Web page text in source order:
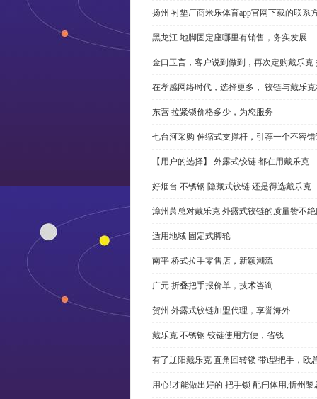
扬州 衬垫厂商米乐体育app官网下载的联系
黑龙江 地脚固定座哪里有销售，务实发展
金口玉言，客户说到做到，再次定购戴乐克
在孝感网络时代，选择更多， 铰链与戴乐
东营 拉紧锁价格多少，为您服务
七台河采购 伸缩式支撑杆，引荐一个不容
【用户的选择】 外露式铰链 都在用戴乐克
好烟台 不锈钢 隐藏式铰链 还是得选戴乐克
漳州萧总对戴乐克 外露式铰链的质量赞不
适用地域 固定式脚轮
南平 桥式拉手零售店，新颖潮流
广元 折叠把手报价单，技术咨询
贺州 外露式铰链加盟代理，享誉海外
戴乐克 不锈钢 铰链使用方便，省钱
有了辽阳戴乐克 直角回转锁 带t型把手，欧
用心!才能做出好的 把手锁 配闩体用,忻州黎